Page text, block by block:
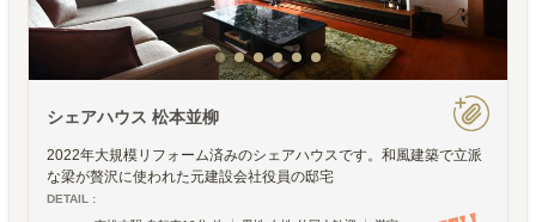
シェアハウス 松本並柳
2022年大規模リフォーム済みのシェアハウスです。和風建築で立派
な梁が贅沢に使われた元建設会社役員の邸宅
DETAIL :